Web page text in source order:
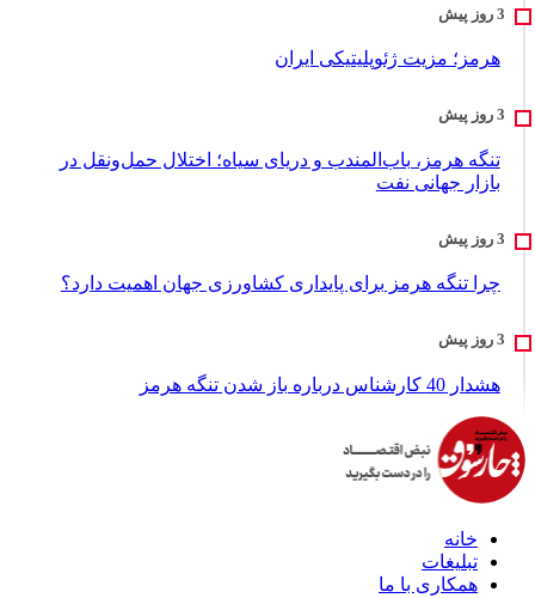
هرمز؛ مزیت ژئوپلیتیکی ایران
تنگه هرمز، باب‌المندب و دریای سیاه؛ اختلال حمل‌ونقل در
بازار جهانی نفت
چرا تنگه هرمز برای پایداری کشاورزی جهان اهمیت دارد؟
هشدار 40 کارشناس درباره باز شدن تنگه هرمز
خانه
تبلیغات
همکاری با ما